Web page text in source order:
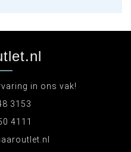
in ons vak!
3153
4111